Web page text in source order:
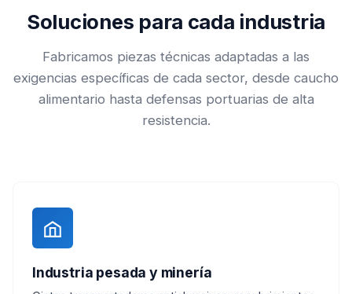
Soluciones para cada industria
Fabricamos piezas técnicas adaptadas a las
exigencias específicas de cada sector, desde caucho
alimentario hasta defensas portuarias de alta
resistencia.
Industria pesada y minería